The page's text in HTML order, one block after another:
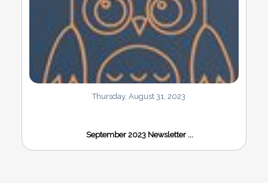
Thursday, August 31, 2023
September 2023 Newsletter ...